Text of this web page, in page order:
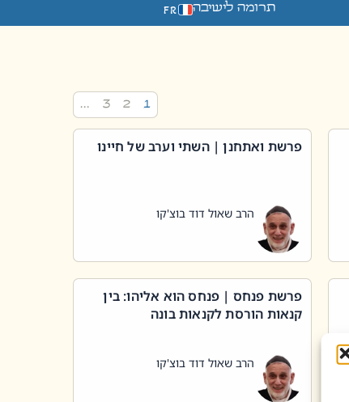
תרומה לישיבה FR
1
2
3
…
פרשת ואתחנן | השתי וערב של חיינו
הרב שאול דוד בוצ'קו
פרשת פנחס | פנחס הוא אליהו: בין
קנאות הורסת לקנאות בונה
הרב שאול דוד בוצ'קו